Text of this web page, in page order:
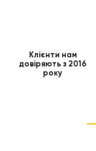
Клієнти нам
довіряють з 2016
року